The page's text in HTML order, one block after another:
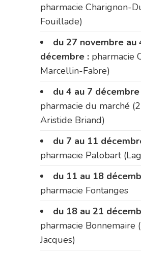
pharmacie Charignon-
Fouillade)
du 27 novembre au
décembre : pharmacie
Marcellin-Fabre)
du 4 au 7 décembre
pharmacie du marché
Aristide Briand)
du 7 au 11
pharmacie Palobart
du 11 au 18
pharmacie Fontanges
du 18 au 21
pharmacie Bonnemaire
Jacques)